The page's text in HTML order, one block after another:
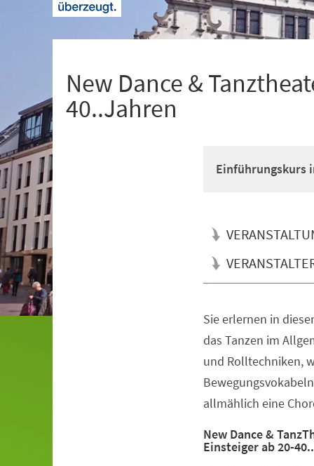
New Dance &
40..Jahren
Einführungskurs
Sie erlernen in
das Tanzen im
und Rolltechniken,
allmählich eine
New Dance &
Einsteiger ab 20-